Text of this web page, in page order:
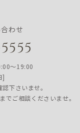
わせ
〜19:00
]
下さいませ。
ご相談くださいませ。